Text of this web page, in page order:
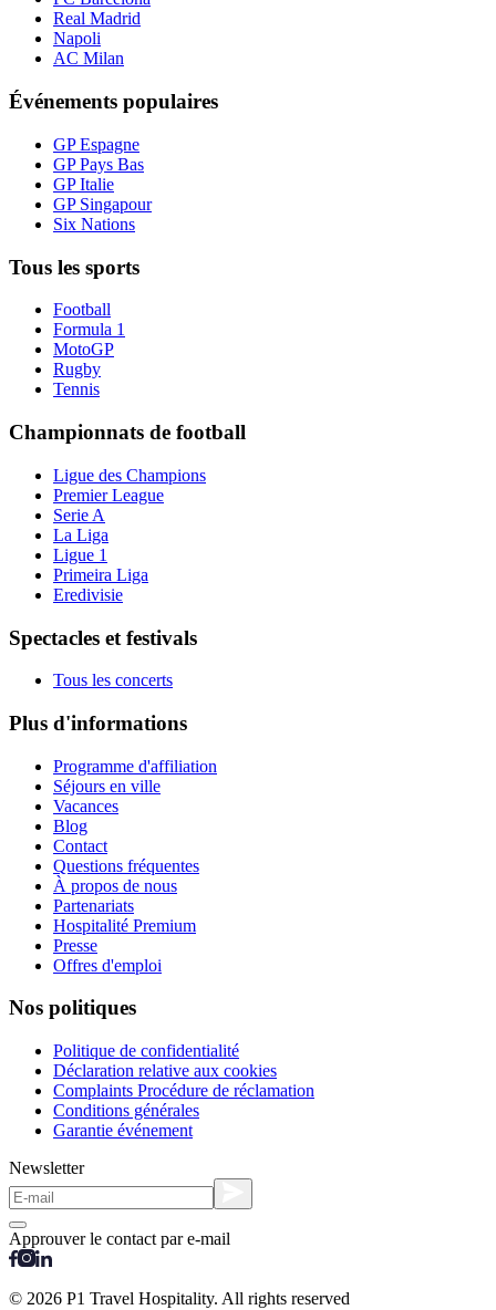
Real Madrid
Napoli
AC Milan
Événements populaires
GP Espagne
GP Pays Bas
GP Italie
GP Singapour
Six Nations
Tous les sports
Football
Formula 1
MotoGP
Rugby
Tennis
Championnats de football
Ligue des Champions
Premier League
Serie A
La Liga
Ligue 1
Primeira Liga
Eredivisie
Spectacles et festivals
Tous les concerts
Plus d'informations
Programme d'affiliation
Séjours en ville
Vacances
Blog
Contact
Questions fréquentes
À propos de nous
Partenariats
Hospitalité Premium
Presse
Offres d'emploi
Nos politiques
Politique de confidentialité
Déclaration relative aux cookies
Complaints Procédure de réclamation
Conditions générales
Garantie événement
Newsletter
Approuver le contact par e-mail
© 2026 P1 Travel Hospitality. All rights reserved